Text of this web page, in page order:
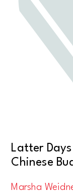
Latter
Chinese
Marsha